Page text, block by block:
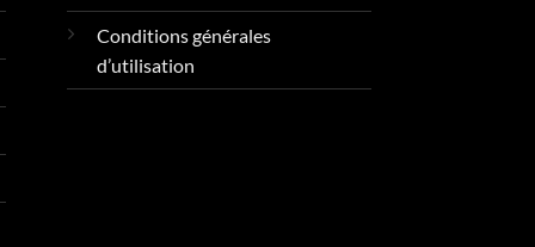
Conditions générales
d’utilisation